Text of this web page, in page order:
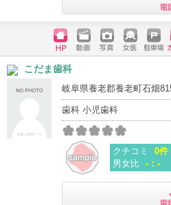
ホームペ
ージ
動画 写真 女医 駐車場
こだま歯科
岐阜県養老郡養老町石畑
歯科 小児歯科
クチコミ
0件
男女比 -：-